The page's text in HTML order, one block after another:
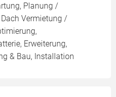
Planung /
Vermietung /
Erweiterung,
& Bau, Installation